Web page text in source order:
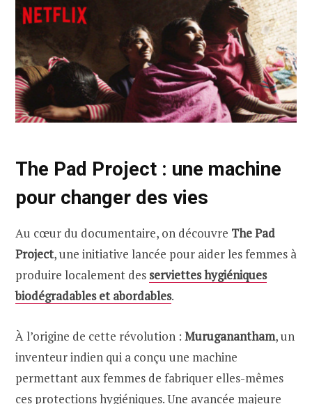
The Pad Project : une machine
pour changer des vies
Au cœur du documentaire, on découvre The Pad
Project, une initiative lancée pour aider les femmes à
produire localement des serviettes hygiéniques
biodégradables et abordables.
À l’origine de cette révolution : Muruganantham, un
inventeur indien qui a conçu une machine
permettant aux femmes de fabriquer elles-mêmes
ces protections hygiéniques. Une avancée majeure